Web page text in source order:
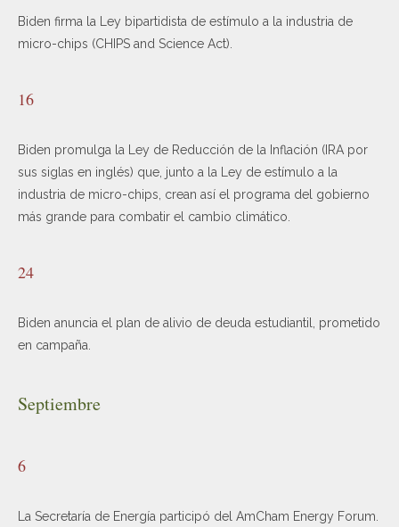
Biden firma la Ley bipartidista de estímulo a la industria de
micro-chips (CHIPS and Science Act).
16
Biden promulga la Ley de Reducción de la Inflación (IRA por
sus siglas en inglés) que, junto a la Ley de estímulo a la
industria de micro-chips, crean así el programa del gobierno
más grande para combatir el cambio climático.
24
Biden anuncia el plan de alivio de deuda estudiantil, prometido
en campaña.
Septiembre
6
La Secretaría de Energía participó del AmCham Energy Forum.